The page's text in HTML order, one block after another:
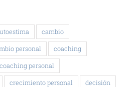
cambio
personal coaching
coaching personal
crecimiento personal decisión